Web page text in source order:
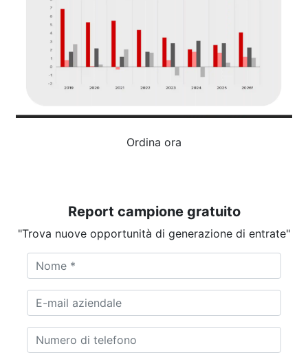
Ordina ora
Report campione gratuito
"Trova nuove opportunità di generazione di entrate"